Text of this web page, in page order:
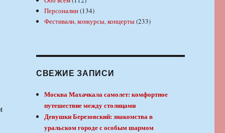
Персоналии(134)
Фестивали, конкурсы, концерты(233)
СВЕЖИЕ ЗАПИСИ
Москва Махачкала самолет: комфортное
путешествие между столицами
Девушки Березовский: знакомства в
уральском городе с особым шармом